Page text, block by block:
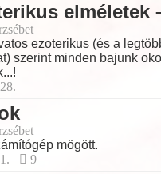
elméletek
ezoterikus (és a
szerint minden bajunk
mögött.
9